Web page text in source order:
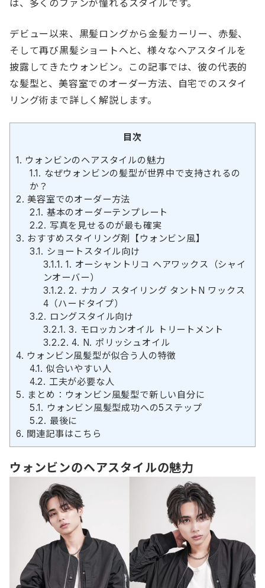
は、多くのファンが憧れるスタイルです。
デビュー以来、黒髪ロングから金髪カーリー、赤髪、
そして再び黒髪ショートへと、様々なヘアスタイルを
披露してきたウォンビン。この記事では、彼の代表的
な髪型と、美容室でのオーダー方法、自宅でのスタイ
リング術まで詳しく解説します。
目次
1. ウォンビンのヘアスタイルの魅力
1.1. なぜウォンビンの髪型が世界中で支持されるの
か？
2. 美容室でのオーダー方法
2.1. 基本のオーダーテンプレート
2.2. 写真を見せるのが最も確実
3. おすすめスタイリング剤【ウォンビン風】
3.1. ショートスタイル向け
3.1.1. 1. オーシャントリコ ヘアワックス（シャイ
ンオーバー）
3.1.2. 2. ナカノ スタイリング タントN ワックス
4（ハードタイプ）
3.2. ロングスタイル向け
3.2.1. 3. モロッカンオイル トリートメント
3.2.2. 4. N. ポリッシュオイル
4. ウォンビン風髪型が似合う人の特徴
4.1. 似合いやすい人
4.2. 工夫が必要な人
5. まとめ：ウォンビン風髪型で新しい自分に
5.1. ウォンビン風髪型成功への5ステップ
5.2. 最後に
6. 関連記事はこちら
ウォンビンのヘアスタイルの魅力